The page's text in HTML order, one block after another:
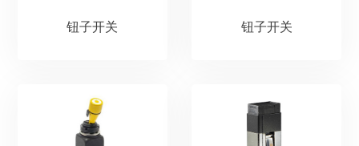
钮子开关 钮子开关